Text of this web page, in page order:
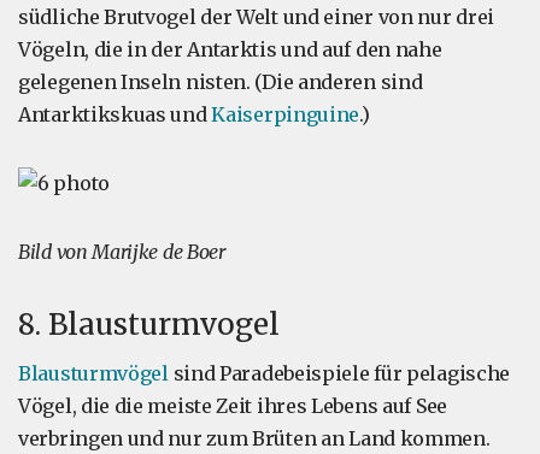
südliche Brutvogel der Welt und einer von nur drei
Vögeln, die in der Antarktis und auf den nahe
gelegenen Inseln nisten. (Die anderen sind
Antarktikskuas undKaiserpinguine.)
Bild von Marijke de Boer
8. Blausturmvogel
Blausturmvögelsind Paradebeispiele für pelagische
Vögel, die die meiste Zeit ihres Lebens auf See
verbringen und nur zum Brüten an Land kommen.